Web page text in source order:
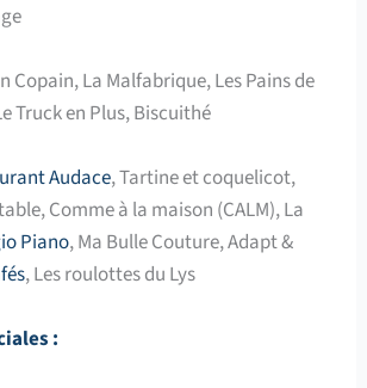
Copain, La Malfabrique, LesPains de
Truck en Plus,Biscuithé
Audace, Tartine et coquelicot,
Comme à la maison (CALM), La
Piano, Ma Bulle Couture,Adapt&
, Les roulottes du Lys
: